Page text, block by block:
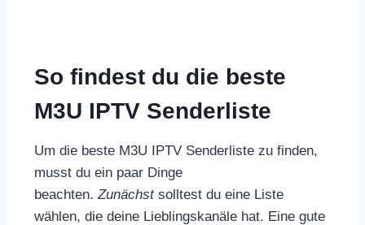
So findest du die beste
M3U IPTV Senderliste
Um die beste M3U IPTV Senderliste zu finden,
musst du ein paar Dinge
beachten.Zunächstsolltest du eine Liste
wählen, die deine Lieblingskanäle hat. Eine gute